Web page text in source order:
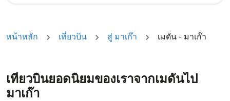
หน้าหลัก เที่ยวบิน สู่ มาเก๊า เมดัน - มาเก๊า
เที่ยวบินยอดนิยมของเราจากเมดันไป
มาเก๊า